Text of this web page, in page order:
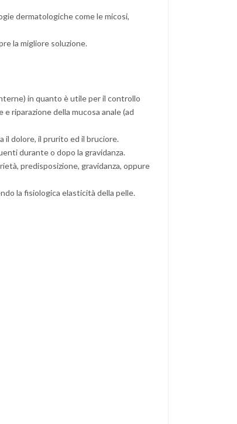
dermatologiche come le micosi,
la migliore soluzione.
in quanto è utile per il controllo
riparazione della mucosa anale (ad
il dolore, il prurito ed il bruciore.
durante o dopo la gravidanza.
predisposizione, gravidanza, oppure
la fisiologica elasticità della pelle.